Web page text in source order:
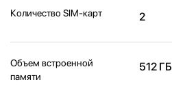
Количество SIM-карт 2
Объем встроенной
памяти
512 ГБ